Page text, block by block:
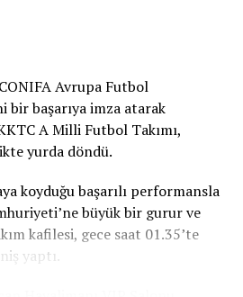
“Bu proje, ülkemizin ihtiyaç
yetiştirecek ve gençlerimize
Bugüne kadar yüzlerce kişinin
kat ettik. İkinci katın tuğla
Ancak eksilen tuğla ve diğer yapı
gerekiyor. Bu noktadan
kabul edilemez. Artık sona
başladığımız bu eseri
Avrupa Futbol
bir başarıya imza atarak
A Milli Futbol Takımı,
yurda döndü.
koyduğu başarılı performansla
büyük bir gurur ve
kafilesi, gece saat 01.35’te
yaptı.